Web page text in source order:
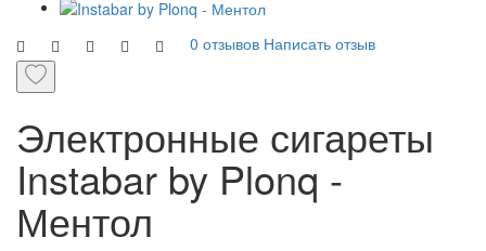
0 отзывов Написать отзыв
Электронные сигареты
Instabar by Plonq -
Ментол